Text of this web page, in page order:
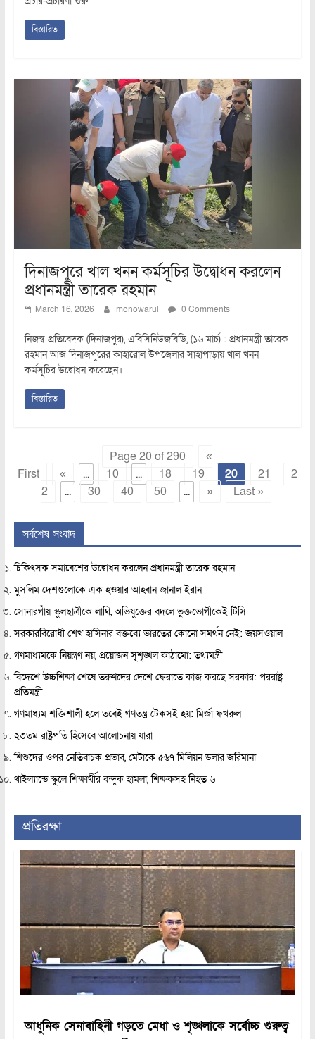
বিস্তারিত
দিনাজপুরে খাল খনন কর্মসূচির উদ্বোধন করলেন
প্রধানমন্ত্রী তারেক রহমান
March 16, 2026 monowarul 0 Comments
নিজস্ব প্রতিবেদক (দিনাজপুর), এবিসিনিউজবিডি, (১৬ মার্চ) : প্রধানমন্ত্রী তারেক
রহমান আজ দিনাজপুরের কাহারোল উপজেলার সাহাপাড়ায় খাল খনন
কর্মসূচির উদ্বোধন করেছেন।
বিস্তারিত
Page 20 of 290
«
First
« ... 10 ... 18 19 20 21
2
2
... 30 40 50 ... » Last »
সর্বশেষ সংবাদ
চিকিৎসক সমাবেশের উদ্বোধন করলেন প্রধানমন্ত্রী তারেক রহমান
মুসলিম দেশগুলোকে এক হওয়ার আহ্বান জানাল ইরান
সোনারগাঁয় স্কুলছাত্রীকে লাথি, অভিযুক্তের বদলে ভুক্তভোগীকেই টিসি
সরকারবিরোধী শেখ হাসিনার বক্তব্যে ভারতের কোনো সমর্থন নেই: জয়সওয়াল
গণমাধ্যমকে নিয়ন্ত্রণ নয়, প্রয়োজন সুশৃঙ্খল কাঠামো: তথ্যমন্ত্রী
বিদেশে উচ্চশিক্ষা শেষে তরুণদের দেশে ফেরাতে কাজ করছে সরকার: পররাষ্ট্র
প্রতিমন্ত্রী
গণমাধ্যম শক্তিশালী হলে তবেই গণতন্ত্র টেকসই হয়: মির্জা ফখরুল
২৩তম রাষ্ট্রপতি হিসেবে আলোচনায় যারা
শিশুদের ওপর নেতিবাচক প্রভাব, মেটাকে ৫৬৭ মিলিয়ন ডলার জরিমানা
থাইল্যান্ডে স্কুলে শিক্ষার্থীর বন্দুক হামলা, শিক্ষকসহ নিহত ৬
প্রতিরক্ষা
আধুনিক সেনাবাহিনী গড়তে মেধা ও শৃঙ্খলাকে সর্বোচ্চ গুরুত্ব